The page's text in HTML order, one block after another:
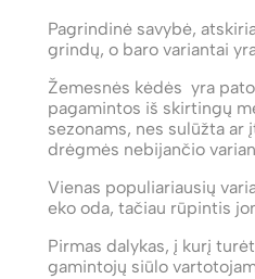
Pagrindinė savybė,
grindų, o baro variantai
Žemesnės kėdės yra
pagamintos iš skirtingų
sezonams, nes sulūžta
drėgmės nebijančio
Vienas populiariausių
eko oda, tačiau rūpintis
Pirmas dalykas, į kurį
gamintojų siūlo